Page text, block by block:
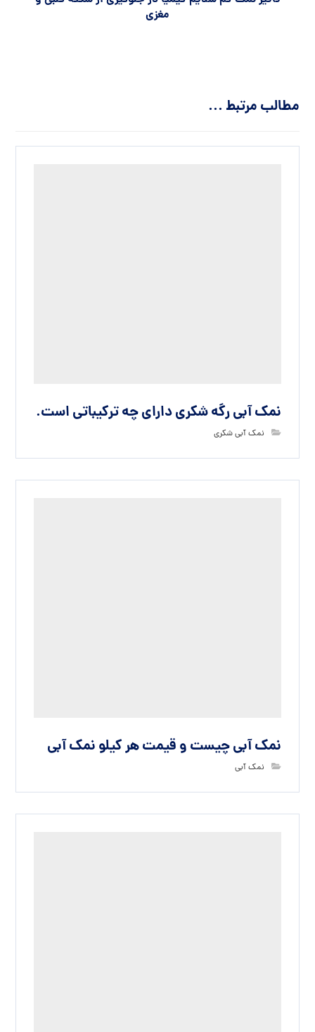
مغزی
مطالب مرتبط ...
نمک آبی رگه شکری دارای چه ترکیباتی است.
نمک آبی شکری
نمک آبی چیست و قیمت هر کیلو نمک آبی
نمک آبی